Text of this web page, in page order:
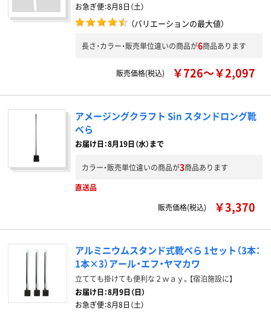
お急ぎ便：8月8日（土）
（バリエーションの最大値）
長さ・カラー・販売単位違いの商品が6商品あります
販売価格(税込) ￥726～￥2,097
アメージングクラフト Sin スタンドロング靴
べら
お届け日：8月19日（水）まで
カラー・販売単位違いの商品が3商品あります
直送品
販売価格(税込)
￥3,370
アルミニウムスタンド式靴べら 1セット（3本：
1本×3）アール・エフ・ヤマカワ
立てても掛けても便利な２ｗａｙ。【宿泊施設に】
お届け日：8月9日（日）
お急ぎ便：8月8日（土）